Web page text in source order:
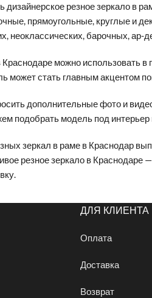
дизайнерское резное зеркало в
прямоугольные, круглые и
неоклассических, барочных, ар-
можно использовать в
может стать главным акцентом
дополнительные фото и
модель под интерьер
зеркал в раме в Краснодар
резное зеркало в Краснодаре
ДЛЯ КЛИЕНТА
Оплата
Доставка
Возврат